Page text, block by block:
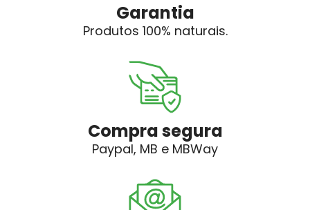
Garantia
Produtos 100% naturais.
Compra segura
Paypal, MB e MBWay